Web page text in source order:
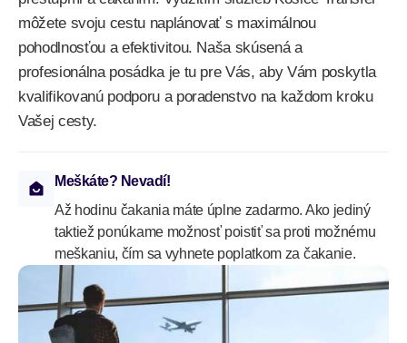
môžete svoju cestu naplánovať s maximálnou
pohodlnosťou a efektivitou. Naša skúsená a
profesionálna posádka je tu pre Vás, aby Vám poskytla
kvalifikovanú podporu a poradenstvo na každom kroku
Vašej cesty.
Meškáte? Nevadí!
Až hodinu čakania máte úplne zadarmo. Ako jediný
taktiež ponúkame možnosť poistiť sa proti možnému
meškaniu, čím sa vyhnete poplatkom za čakanie.